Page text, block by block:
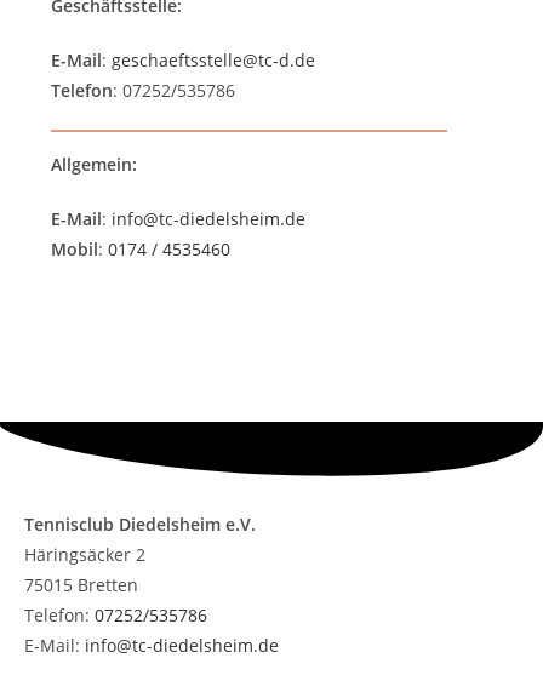
Geschäftsstelle:
E-Mail:geschaeftsstelle@tc-d.de
Telefon: 07252/535786
Allgemein:
E-Mail: info@tc-diedelsheim.de
Mobil:0174 / 4535460
Tennisclub Diedelsheim e.V.
Häringsäcker 2
75015 Bretten
Telefon: 07252/535786
E-Mail: info@tc-diedelsheim.de